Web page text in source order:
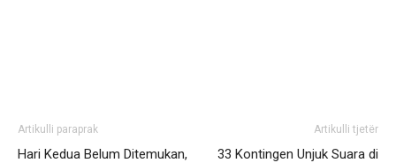
Artikulli paraprak
Hari Kedua Belum Ditemukan,
Artikulli tjetër
33 Kontingen Unjuk Suara di